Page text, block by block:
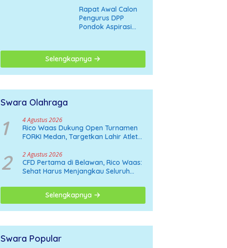
Rapat Awal Calon
Pengurus DPP
Pondok Aspirasi
Deklarasi Nasional
Selengkapnya
Swara Olahraga
1 4 Agustus 2026
Rico Waas Dukung Open Turnamen
FORKI Medan, Targetkan Lahir Atlet
2 2 Agustus 2026
CFD Pertama di Belawan, Rico Waas:
Sehat Harus Menjangkau Seluruh
Selengkapnya
Swara Popular